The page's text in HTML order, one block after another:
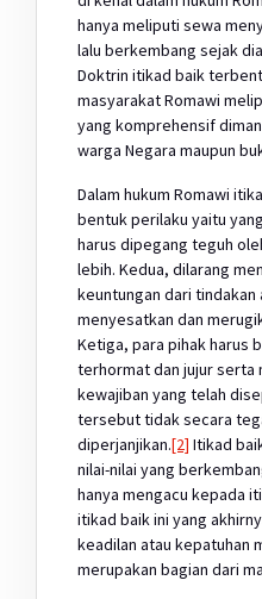
hanya meliputi sewa
lalu berkembang sejak
Doktrin itikad baik
masyarakat Romawi
yang komprehensif
warga Negara maupun
Dalam hukum Romawi
bentuk perilaku yaitu
harus dipegang teguh
lebih. Kedua, dilarang
keuntungan dari
menyesatkan dan
Ketiga, para pihak harus
terhormat dan jujur serta
kewajiban yang telah
tersebut tidak secara
diperjanjikan.[2] Itikad
nilai-nilai yang
hanya mengacu kepada
itikad baik ini yang
keadilan atau kepatuhan
merupakan bagian dari